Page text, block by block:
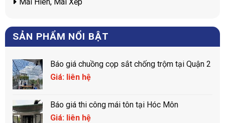
SẢN PHẨM NỔI BẬT
Báo giá chuồng cọp sắt chống trộm tại Quận 2
Giá: liên hệ
Báo giá thi công mái tôn tại Hóc Môn
Giá: liên hệ